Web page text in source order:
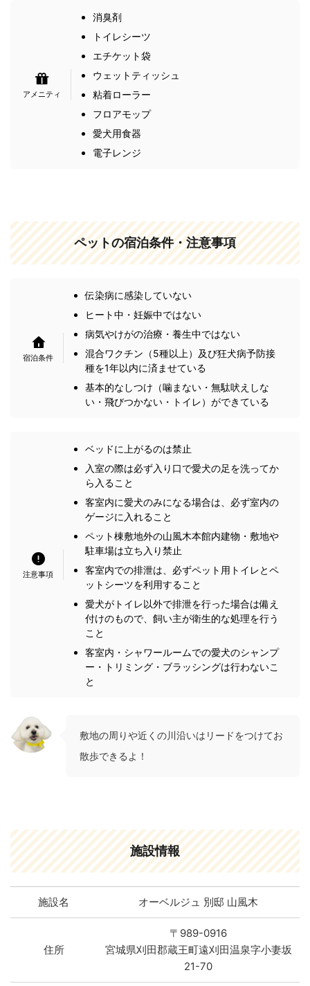
消臭剤
トイレシーツ
エチケット袋
ウェットティッシュ
粘着ローラー
フロアモップ
愛犬用食器
電子レンジ
ペットの宿泊条件・注意事項
伝染病に感染していない
ヒート中・妊娠中ではない
病気やけがの治療・養生中ではない
混合ワクチン（5種以上）及び狂犬病予防接
種を1年以内に済ませている
基本的なしつけ（噛まない・無駄吠えしな
い・飛びつかない・トイレ）ができている
ベッドに上がるのは禁止
入室の際は必ず入り口で愛犬の足を洗ってか
ら入ること
客室内に愛犬のみになる場合は、必ず室内の
ゲージに入れること
ペット棟敷地外の山風木本館内建物・敷地や
駐車場は立ち入り禁止
客室内での排泄は、必ずペット用トイレとペ
ットシーツを利用すること
愛犬がトイレ以外で排泄を行った場合は備え
付けのもので、飼い主が衛生的な処理を行う
こと
客室内・シャワールームでの愛犬のシャンプ
ー・トリミング・ブラッシングは行わないこ
と
敷地の周りや近くの川沿いはリードをつけてお
散歩できるよ！
施設情報
施設名 オーベルジュ 別邸 山風木
住所
〒989-0916
宮城県刈田郡蔵王町遠刈田温泉字小妻坂
21-70